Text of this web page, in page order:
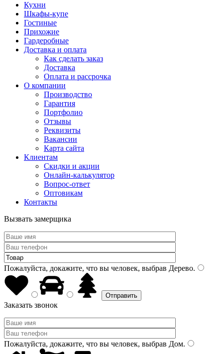
Кухни
Шкафы-купе
Гостиные
Прихожие
Гардеробные
Доставка и оплата
Как сделать заказ
Доставка
Оплата и рассрочка
О компании
Производство
Гарантия
Портфолио
Отзывы
Реквизиты
Вакансии
Карта сайта
Клиентам
Скидки и акции
Онлайн-калькулятор
Вопрос-ответ
Оптовикам
Контакты
Вызвать замерщика
Пожалуйста, докажите, что вы человек, выбрав Дерево.
Заказать звонок
Пожалуйста, докажите, что вы человек, выбрав Дом.